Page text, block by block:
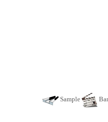
Sample